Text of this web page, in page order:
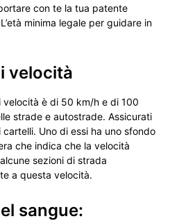
con te la tua patente
minima legale per guidare in
velocità
velocità è di 50 km/h e di 100
strade e autostrade. Assicurati
Uno di essi ha uno sfondo
che indica che la velocità
sezioni di strada
a questa velocità.
sangue: